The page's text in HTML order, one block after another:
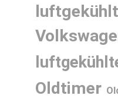
Oldtimer